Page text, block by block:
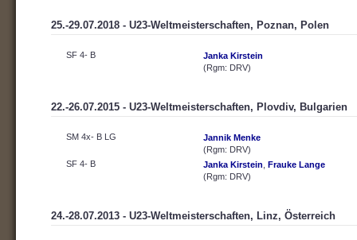
25.-29.07.2018 - U23-Weltmeisterschaften, Poznan, Polen
SF 4- B
Janka Kirstein
(Rgm: DRV)
22.-26.07.2015 - U23-Weltmeisterschaften, Plovdiv, Bulgarien
SM 4x- B LG
Jannik Menke
(Rgm: DRV)
SF 4- B
Janka Kirstein Frauke Lange
(Rgm: DRV)
24.-28.07.2013 - U23-Weltmeisterschaften, Linz, Österreich